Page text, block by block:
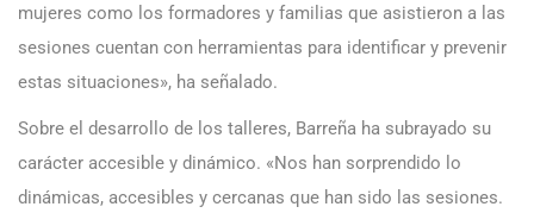
mujeres como los formadores y familias que asistieron a las
sesiones cuentan con herramientas para identificar y prevenir
estas situaciones», ha señalado.
Sobre el desarrollo de los talleres, Barreña ha subrayado su
carácter accesible y dinámico. «Nos han sorprendido lo
dinámicas, accesibles y cercanas que han sido las sesiones.